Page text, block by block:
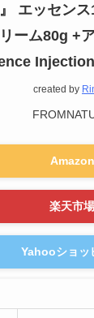
エッセン
ーム80g +
created by
Amazon
楽天市場
Yahooショッ